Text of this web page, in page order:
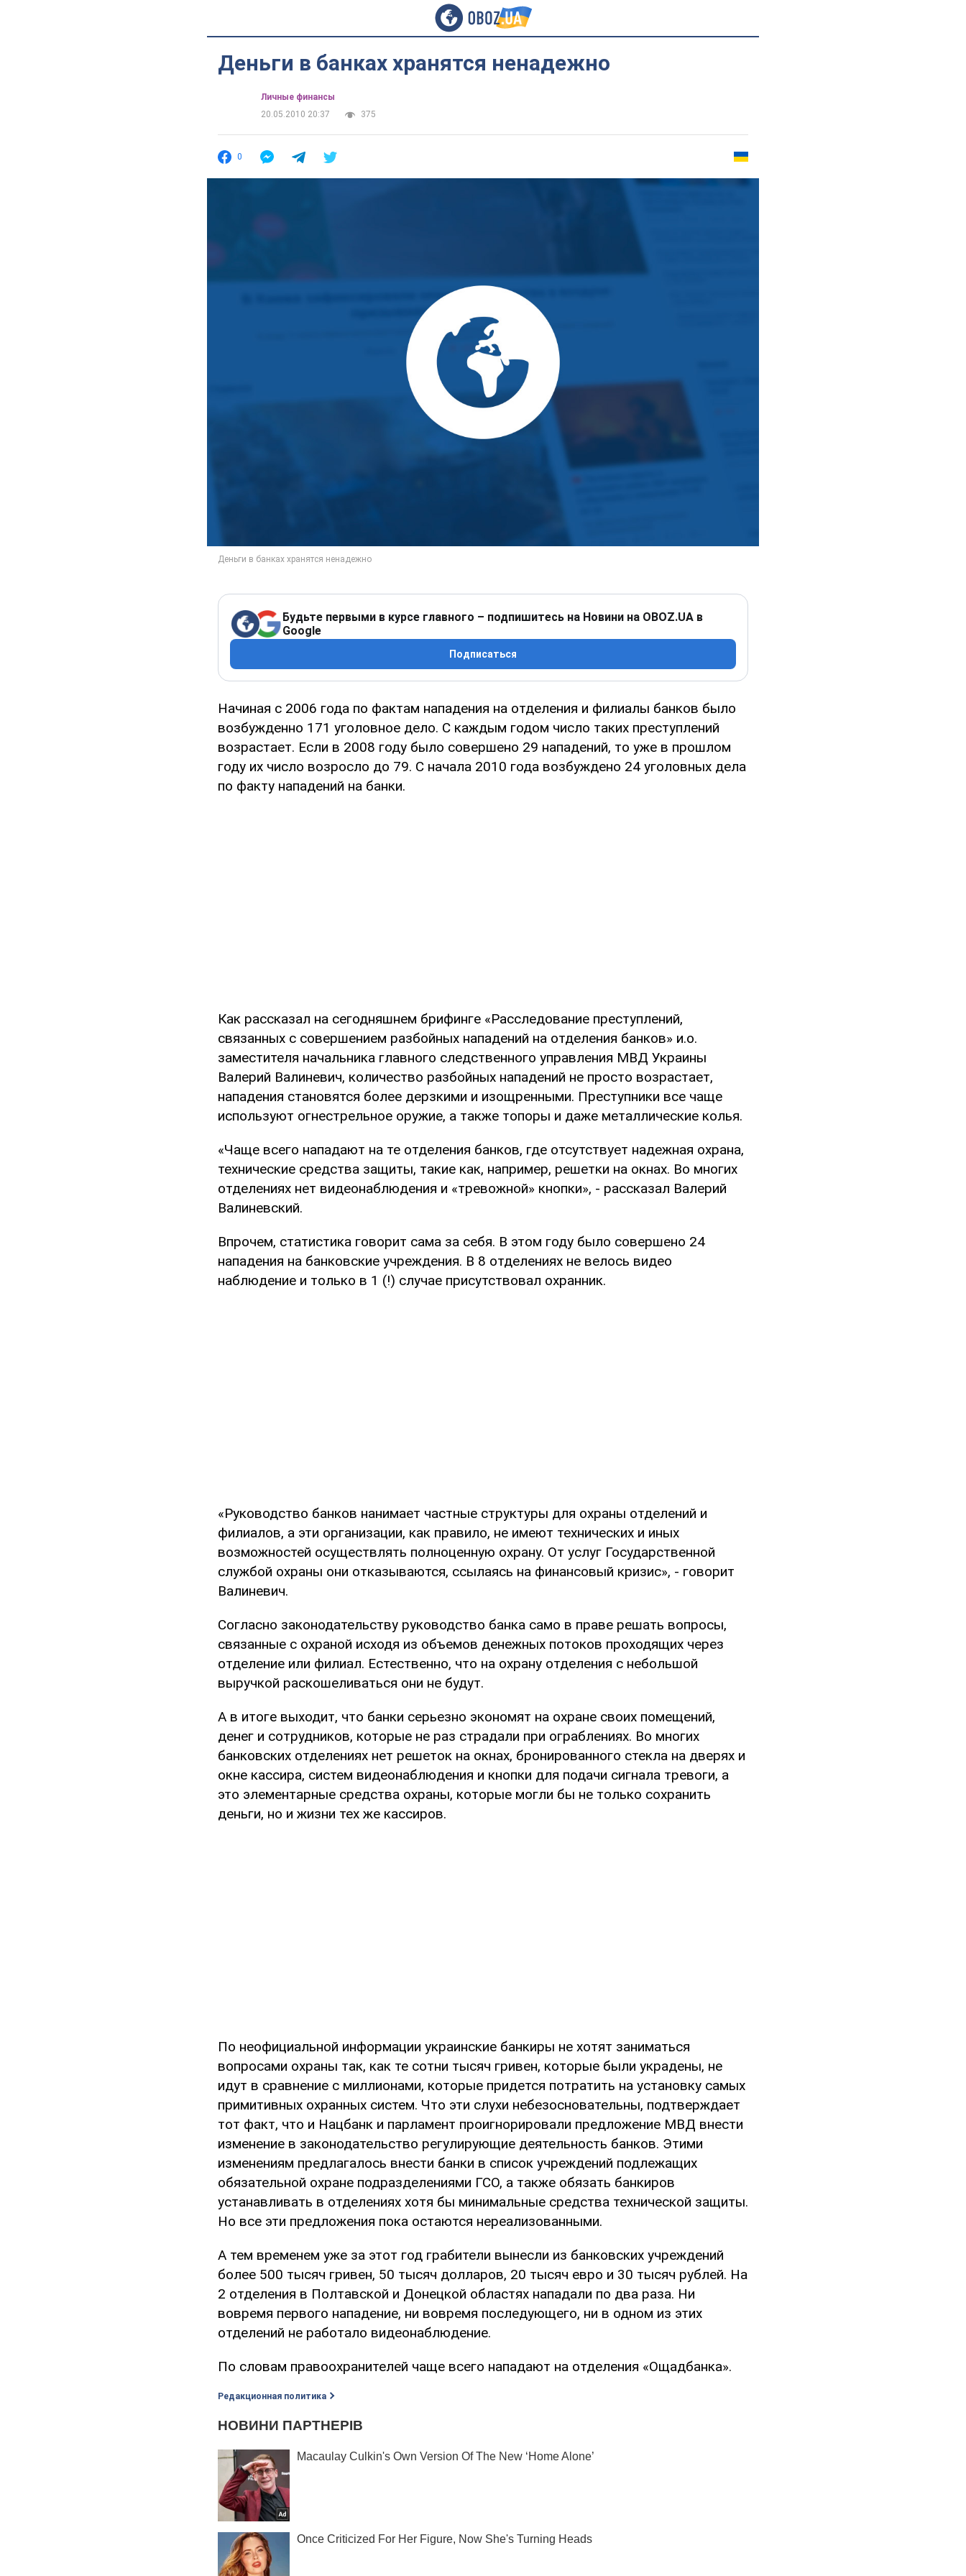
Деньги в банках хранятся ненадежно
Личные финансы
20.05.2010 20:37
375
0
Будьте первыми в курсе главного – подпишитесь на Новини на OBOZ.UA в
Google
Подписаться
Начиная с 2006 года по фактам нападения на отделения и филиалы банков было
возбужденно 171 уголовное дело. С каждым годом число таких преступлений
возрастает. Если в 2008 году было совершено 29 нападений, то уже в прошлом
году их число возросло до 79. С начала 2010 года возбуждено 24 уголовных дела
по факту нападений на банки.
Как рассказал на сегодняшнем брифинге «Расследование преступлений,
связанных с совершением разбойных нападений на отделения банков» и.о.
заместителя начальника главного следственного управления МВД Украины
Валерий Валиневич, количество разбойных нападений не просто возрастает,
нападения становятся более дерзкими и изощренными. Преступники все чаще
используют огнестрельное оружие, а также топоры и даже металлические колья.
«Чаще всего нападают на те отделения банков, где отсутствует надежная охрана,
технические средства защиты, такие как, например, решетки на окнах. Во многих
отделениях нет видеонаблюдения и «тревожной» кнопки», - рассказал Валерий
Валиневский.
Впрочем, статистика говорит сама за себя. В этом году было совершено 24
нападения на банковские учреждения. В 8 отделениях не велось видео
наблюдение и только в 1 (!) случае присутствовал охранник.
«Руководство банков нанимает частные структуры для охраны отделений и
филиалов, а эти организации, как правило, не имеют технических и иных
возможностей осуществлять полноценную охрану. От услуг Государственной
службой охраны они отказываются, ссылаясь на финансовый кризис», - говорит
Валиневич.
Согласно законодательству руководство банка само в праве решать вопросы,
связанные с охраной исходя из объемов денежных потоков проходящих через
отделение или филиал. Естественно, что на охрану отделения с небольшой
выручкой раскошеливаться они не будут.
А в итоге выходит, что банки серьезно экономят на охране своих помещений,
денег и сотрудников, которые не раз страдали при ограблениях. Во многих
банковских отделениях нет решеток на окнах, бронированного стекла на дверях и
окне кассира, систем видеонаблюдения и кнопки для подачи сигнала тревоги, а
это элементарные средства охраны, которые могли бы не только сохранить
деньги, но и жизни тех же кассиров.
По неофициальной информации украинские банкиры не хотят заниматься
вопросами охраны так, как те сотни тысяч гривен, которые были украдены, не
идут в сравнение с миллионами, которые придется потратить на установку самых
примитивных охранных систем. Что эти слухи небезосновательны, подтверждает
тот факт, что и Нацбанк и парламент проигнорировали предложение МВД внести
изменение в законодательство регулирующие деятельность банков. Этими
изменениям предлагалось внести банки в список учреждений подлежащих
обязательной охране подразделениями ГСО, а также обязать банкиров
устанавливать в отделениях хотя бы минимальные средства технической защиты.
Но все эти предложения пока остаются нереализованными.
А тем временем уже за этот год грабители вынесли из банковских учреждений
более 500 тысяч гривен, 50 тысяч долларов, 20 тысяч евро и 30 тысяч рублей. На
2 отделения в Полтавской и Донецкой областях нападали по два раза. Ни
вовремя первого нападение, ни вовремя последующего, ни в одном из этих
отделений не работало видеонаблюдение.
По словам правоохранителей чаще всего нападают на отделения «Ощадбанка».
Редакционная политика